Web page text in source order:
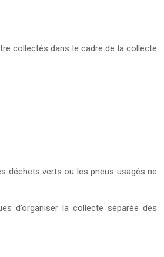
collectés dans le cadre de la collecte
déchets verts ou les pneus usagés ne
d’organiser la collecte séparée des